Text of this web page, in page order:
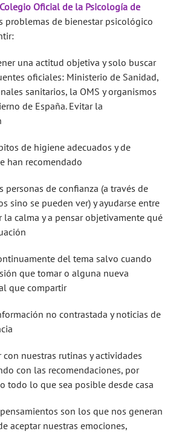
Colegio Oficial de la Psicología de
problemas de bienestar psicológico
una actitud objetiva y solo buscar
oficiales: Ministerio de Sanidad,
sanitarios, la OMS y organismos
de España. Evitar la
de higiene adecuados y de
han recomendado
personas de confianza (a través de
sino se pueden ver) y ayudarse entre
la calma y a pensar objetivamente qué
del tema salvo cuando
que tomar o alguna nueva
que compartir
no contrastada y noticias de
con nuestras rutinas y actividades
con las recomendaciones, por
todo lo que sea posible desde casa
son los que nos generan
aceptar nuestras emociones,